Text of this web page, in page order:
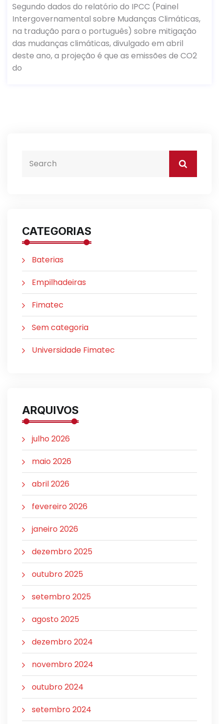
Segundo dados do relatório do IPCC (Painel
Intergovernamental sobre Mudanças Climáticas,
na tradução para o português) sobre mitigação
das mudanças climáticas, divulgado em abril
deste ano, a projeção é que as emissões de CO2
do
CATEGORIAS
Baterias
Empilhadeiras
Fimatec
Sem categoria
Universidade Fimatec
ARQUIVOS
julho 2026
maio 2026
abril 2026
fevereiro 2026
janeiro 2026
dezembro 2025
outubro 2025
setembro 2025
agosto 2025
dezembro 2024
novembro 2024
outubro 2024
setembro 2024